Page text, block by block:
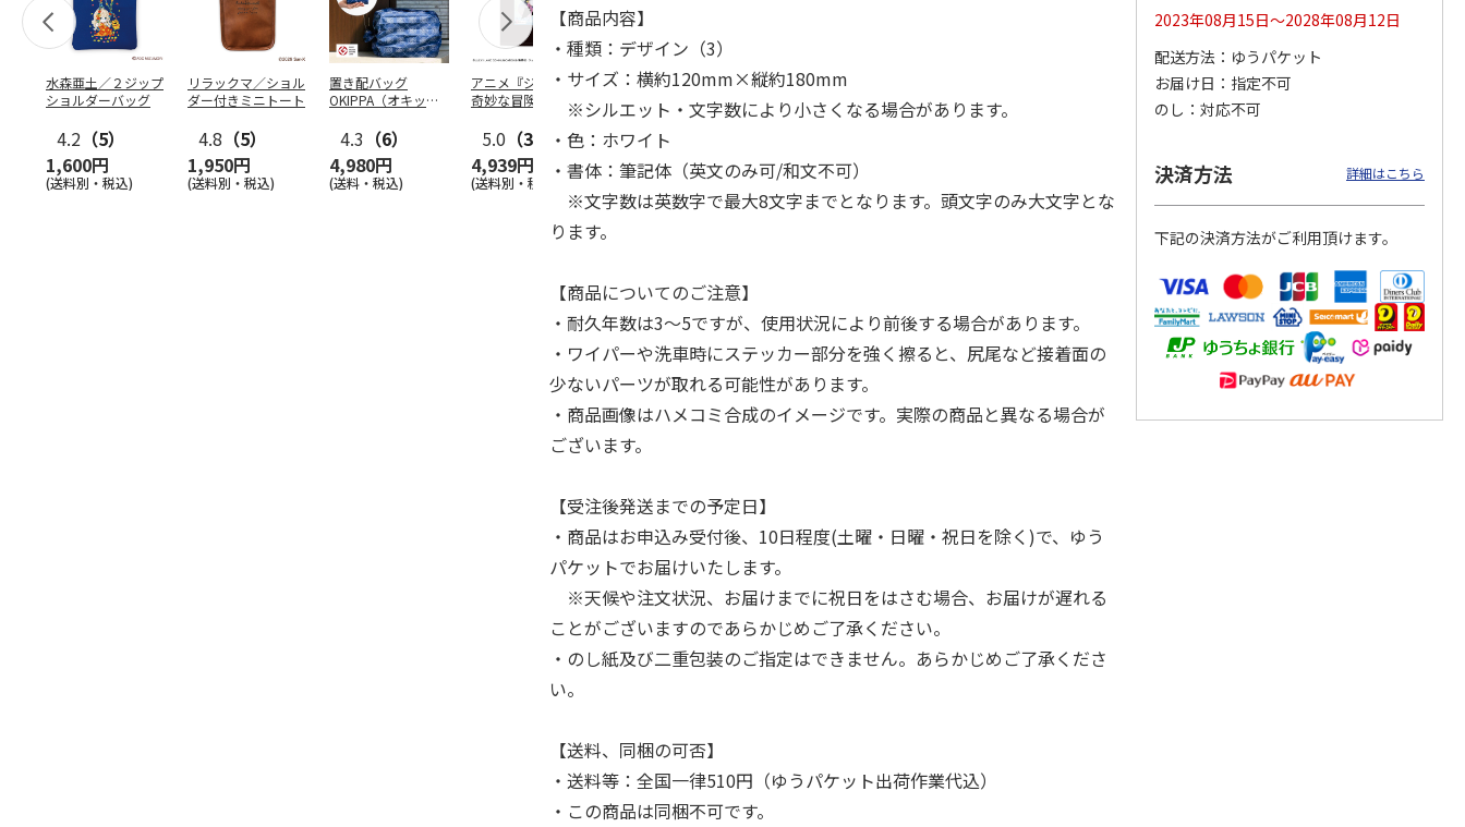
水森亜土／２ジップ
ショルダーバッグ
4.2 （5）
1,600円
(送料別・税込)
リラックマ／ショル
ダー付きミニトート
4.8 （5）
1,950円
(送料別・税込)
置き配バッグ
OKIPPA（オキッ
4.3 （6）
4,980円
(送料・税込)
アニメ『ジョジョの
奇妙な冒険 黄金の
…
5.0 （3）
4,939円
(送料別・税込)
コジコジ／ショルダ
ー付きバッグ
4.5（6）
1,760円
(送料別・税込)
アニメ『ジョジョの
奇妙な冒険 黄金の
風』CITY POP …
3,839円
(送料別・税込)
冒険 スターダスト
クルセイダース』
POSTIES オリジナ
ルTシャツ Sサイズ
3,080円
(送料別・税込)
3,300円
(送料別・税込)
【商品内容】
・種類：デザイン（3）
・サイズ：横約120mm×縦約180mm
※シルエット・文字数により小さくなる場合があります。
・色：ホワイト
・書体：筆記体（英文のみ可/和文不可）
※文字数は英数字で最大8文字までとなります。頭文字のみ大文字とな
ります。
【商品についてのご注意】
・耐久年数は3～5ですが、使用状況により前後する場合があります。
・ワイパーや洗車時にステッカー部分を強く擦ると、尻尾など接着面の
少ないパーツが取れる可能性があります。
・商品画像はハメコミ合成のイメージです。実際の商品と異なる場合が
ございます。
【受注後発送までの予定日】
・商品はお申込み受付後、10日程度(土曜・日曜・祝日を除く)で、ゆう
パケットでお届けいたします。
※天候や注文状況、お届けまでに祝日をはさむ場合、お届けが遅れる
ことがございますのであらかじめご了承ください。
・のし紙及び二重包装のご指定はできません。あらかじめご了承くださ
い。
【送料、同梱の可否】
・送料等：全国一律510円（ゆうパケット出荷作業代込）
・この商品は同梱不可です。
2023年08月15日～2028年08月12日
配送方法
ゆうパケット
お届け日
指定不可
のし
対応不可
決済方法 詳細はこちら
下記の決済方法がご利用頂けます。